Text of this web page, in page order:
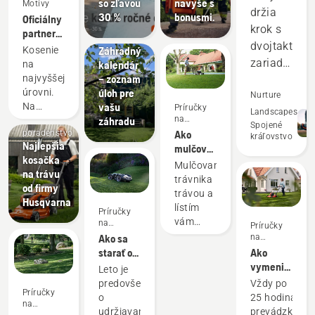
Motívy
Oficiálny
partner
série DP
World
Tour
v oblasti
robotického
Kosenie
na
najvyššej
úrovni.
Na
vo vašej
záhrade.
poradenstvo
Najlepšia
kosačka
na trávu
od firmy
Husqvarna
Príručky
na
so zľavou
30 %
Príručky
na
používanie
Záhradný
kalendár
– zoznam
úloh pre
vašu
záhradu
Príručky
na
používanie
Ako sa
starať o
letný
trávnik –
6
najužitočnejších
Leto je
predovšetkým
o
udržiavaní
navyše s
bonusmi.
Príručky
na
používanie
Ako
mulčovať
trávu a
lístie
Mulčovanie
trávnika
trávou a
lístím
vám
držia
krok s
dosahujú
lepšie
výsledky
mnohých
oblastiach.
Šetria
peniaze
a čas a
zároveň
nám
pomáhajú
Nurture
Landscapes
Spojené
kráľovstvo
Príručky
na
používanie
Ako
vymeniť
olej v
kosačke
na trávu
Vždy po
25 hodinách
prevádzky